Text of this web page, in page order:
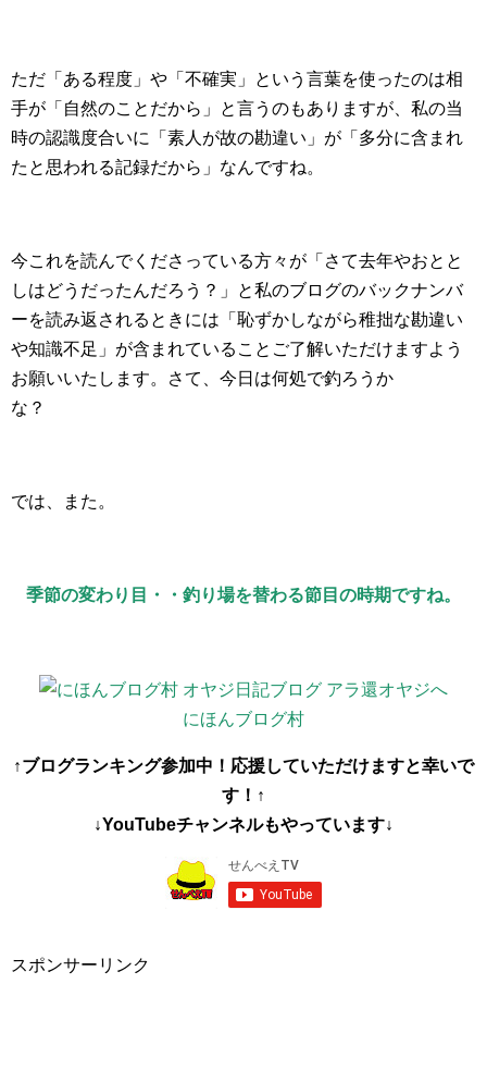
ただ「ある程度」や「不確実」という言葉を使ったのは相
手が「自然のことだから」と言うのもありますが、私の当
時の認識度合いに「素人が故の勘違い」が「多分に含まれ
たと思われる記録だから」なんですね。
今これを読んでくださっている方々が「さて去年やおとと
しはどうだったんだろう？」と私のブログのバックナンバ
ーを読み返されるときには「恥ずかしながら稚拙な勘違い
や知識不足」が含まれていることご了解いただけますよう
お願いいたします。さて、今日は何処で釣ろうか
な？
では、また。
季節の変わり目・・釣り場を替わる節目の時期ですね。
にほんブログ村
↑ブログランキング参加中！応援していただけますと幸いで
す！↑
↓YouTubeチャンネルもやっています↓
スポンサーリンク